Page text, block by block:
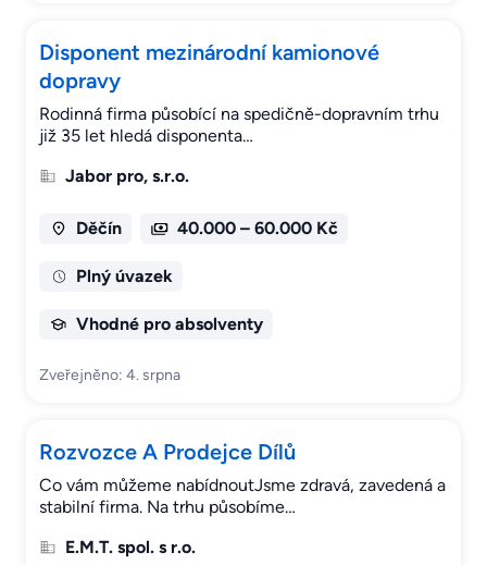
Disponent mezinárodní kamionové
dopravy
Rodinná firma působící na spedičně-dopravním trhu
již 35 let hledá disponenta…
Jabor pro, s.r.o.
Děčín 40.000 – 60.000 Kč
Plný úvazek
Vhodné pro absolventy
Zveřejněno: 4. srpna
Rozvozce A Prodejce Dílů
Co vám můžeme nabídnoutJsme zdravá, zavedená a
stabilní firma. Na trhu působíme…
E.M.T. spol. s r.o.